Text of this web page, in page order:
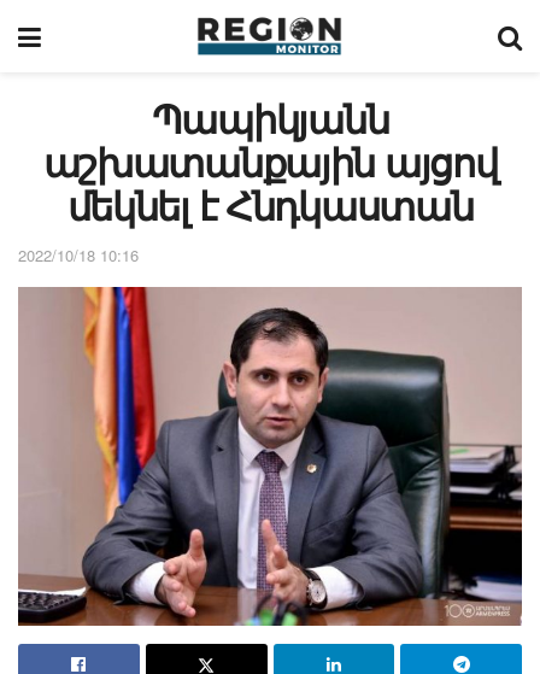
Պապիկյանն
աշխատանքային այցով
մեկնել է Հնդկաստան
2022/10/18 10:16